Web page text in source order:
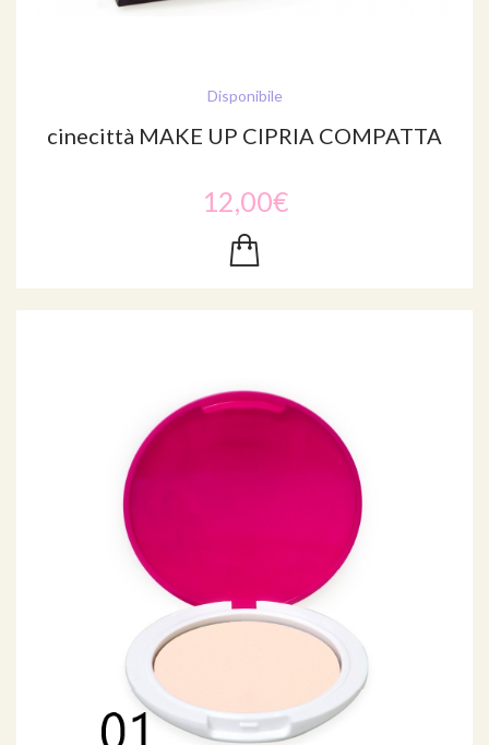
Disponibile
cinecittà MAKE UP CIPRIA COMPATTA
12,00€